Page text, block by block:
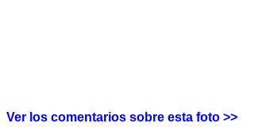
Ver los comentarios sobre esta foto >>